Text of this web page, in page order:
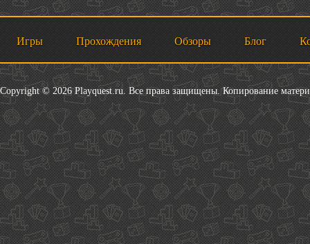
Игры Прохождения Обзоры Блог
Copyright © 2026 Playquest.ru. Все права защищены. Копирование